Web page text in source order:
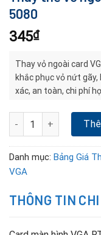
5080
345₫
Thay vỏ ngoài card
khắc phục vỏ nứt
xác, an toàn, chi phí
Thay thế vỏ ngoài
Danh mục: Bảng Giá
VGA
THÔNG TIN